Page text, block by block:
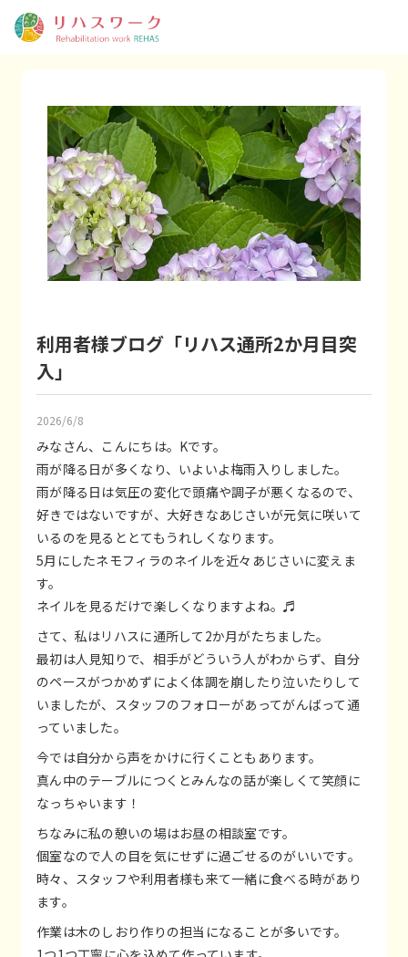
利用者様ブログ「リハス通所2か月目突
入」
2026/6/8
みなさん、こんにちは。Kです。
雨が降る日が多くなり、いよいよ梅雨入りしました。
雨が降る日は気圧の変化で頭痛や調子が悪くなるので、
好きではないですが、大好きなあじさいが元気に咲いて
いるのを見るととてもうれしくなります。
5月にしたネモフィラのネイルを近々あじさいに変えま
す。
ネイルを見るだけで楽しくなりますよね。♬
さて、私はリハスに通所して2か月がたちました。
最初は人見知りで、相手がどういう人がわからず、自分
のペースがつかめずによく体調を崩したり泣いたりして
いましたが、スタッフのフォローがあってがんばって通
っていました。
今では自分から声をかけに行くこともあります。
真ん中のテーブルにつくとみんなの話が楽しくて笑顔に
なっちゃいます！
ちなみに私の憩いの場はお昼の相談室です。
個室なので人の目を気にせずに過ごせるのがいいです。
時々、スタッフや利用者様も来て一緒に食べる時があり
ます。
作業は木のしおり作りの担当になることが多いです。